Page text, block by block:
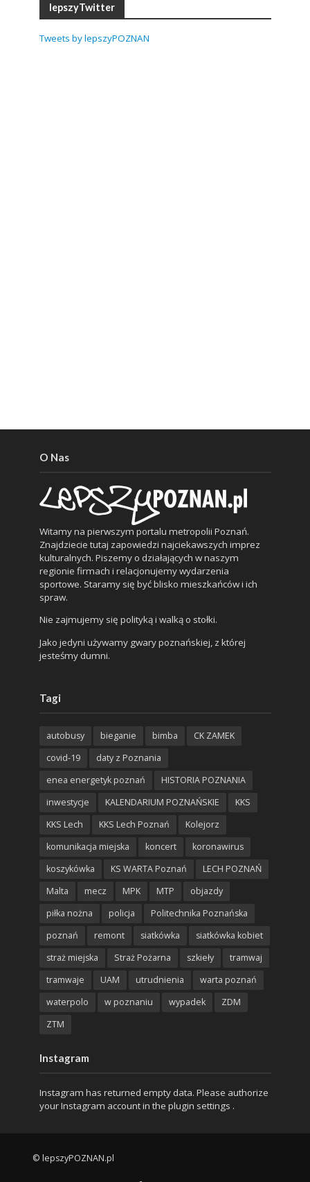
lepszyTwitter
Tweets by lepszyPOZNAN
O Nas
Witamy na pierwszym portalu metropolii Poznań.
Znajdziecie tutaj zapowiedzi najciekawszych imprez
kulturalnych. Piszemy o działających w naszym
regionie firmach i relacjonujemy wydarzenia
sportowe. Staramy się być blisko mieszkańców i ich
spraw.
Nie zajmujemy się polityką i walką o stołki.
Jako jedyni używamy gwary poznańskiej, z której
jesteśmy dumni.
Tagi
autobusy bieganie bimba
CK ZAMEK
covid-19
daty z Poznania
enea energetyk poznań
HISTORIA POZNANIA
inwestycje
KALENDARIUM POZNAŃSKIE
KKS
KKS Lech
KKS Lech Poznań
Kolejorz
komunikacja miejska
koncert
koronawirus
koszykówka
KS WARTA Poznań
LECH POZNAŃ
Malta
mecz MPK MTP
objazdy
piłka nożna
policja
Politechnika Poznańska
poznań
remont siatkówka
siatkówka kobiet
straż miejska
Straż Pożarna szkieły
tramwaj
tramwaje
UAM utrudnienia
warta poznań
waterpolo
w poznaniu wypadek
ZDM
ZTM
Instagram
Instagram has returned empty data. Please authorize
your Instagram account in the plugin settings .
© lepszyPOZNAN.pl